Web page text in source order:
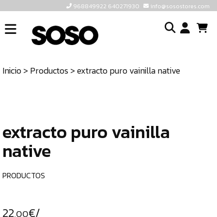
968849922 640271930 info@sosostores.com
INICIO
TIENDA
968849922
640271930
INFO@SOSOSTORES.COM
Inicio> Productos> extracto puro vainilla native
extracto puro vainilla
native
PRODUCTOS
22,00€/